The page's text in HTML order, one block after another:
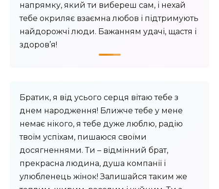
напрямку, який ти вибереш сам, і нехай
тебе окриляє взаємна любов і підтримують
найдорожчі люди. Бажанням удачі, щастя і
здоров’я!
Братик, я від усього серця вітаю тебе з
днем народження! Ближче тебе у мене
немає нікого, я тебе дуже люблю, радію
твоїм успіхам, пишаюся своїми
досягненнями. Ти – відмінний брат,
прекрасна людина, душа компанії і
улюбленець жінок! Залишайся таким же